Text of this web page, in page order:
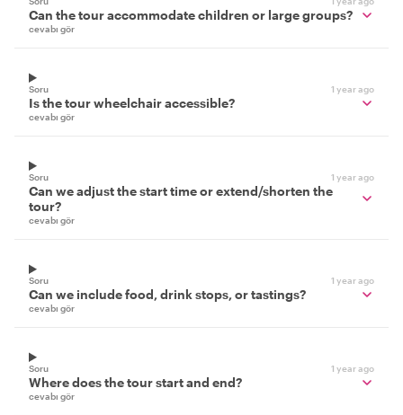
Can the tour accommodate children or large groups?
cevabı gör
Soru 1 year ago
Is the tour wheelchair accessible?
cevabı gör
Soru 1 year ago
Can we adjust the start time or extend/shorten the
tour?
cevabı gör
Soru 1 year ago
Can we include food, drink stops, or tastings?
cevabı gör
Soru 1 year ago
Where does the tour start and end?
cevabı gör